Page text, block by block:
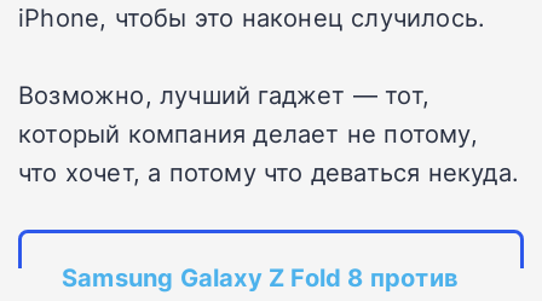
iPhone, чтобы это наконец случилось.
Возможно, лучший гаджет — тот,
который компания делает не потому,
что хочет, а потому что деваться некуда.
Samsung Galaxy Z Fold 8 против